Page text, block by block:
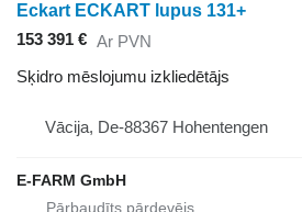
Eckart ECKART lupus 131+
153 391 € Ar PVN
Sķidro mēslojumu izkliedētājs
Vācija, De-88367 Hohentengen
E-FARM GmbH